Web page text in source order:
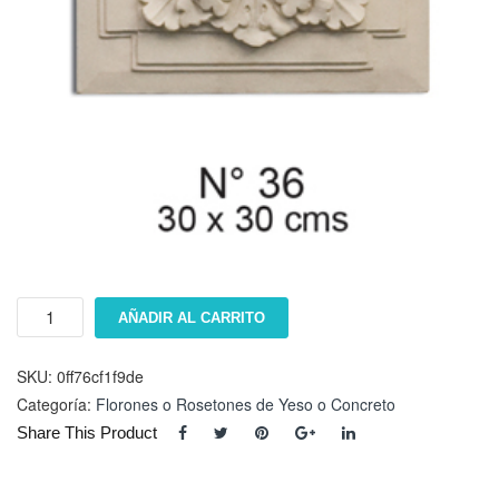
Floron
cantidad
AÑADIR AL CARRITO
SKU: 0ff76cf1f9de
Categoría: Florones o Rosetones de Yeso o Concreto
Share This Product